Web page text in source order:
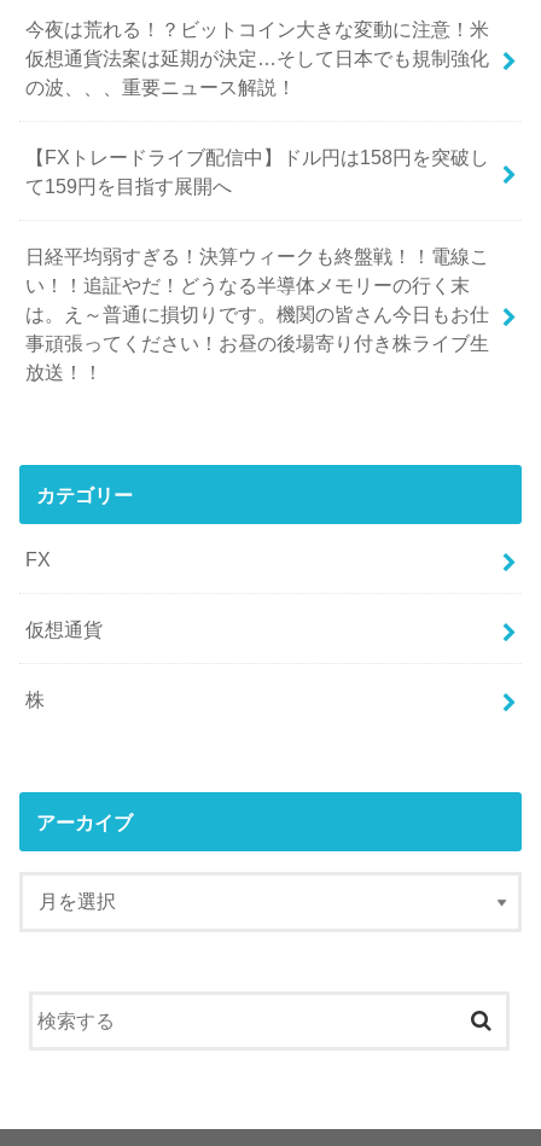
今夜は荒れる！？ビットコイン大きな変動に注意！米
仮想通貨法案は延期が決定…そして日本でも規制強化
の波、、、重要ニュース解説！
【FXトレードライブ配信中】ドル円は158円を突破し
て159円を目指す展開へ
日経平均弱すぎる！決算ウィークも終盤戦！！電線こ
い！！追証やだ！どうなる半導体メモリーの行く末
は。え～普通に損切りです。機関の皆さん今日もお仕
事頑張ってください！お昼の後場寄り付き株ライブ生
放送！！
カテゴリー
FX
仮想通貨
株
アーカイブ